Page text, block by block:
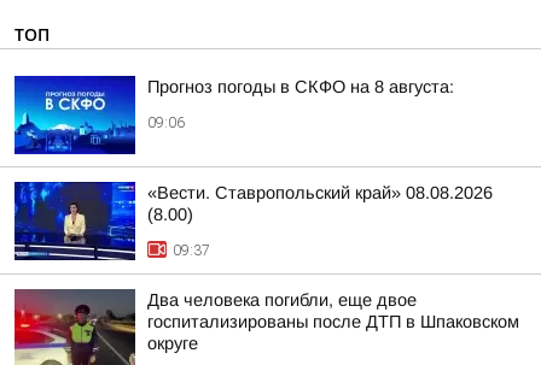
ТОП
Прогноз погоды в СКФО на 8 августа:
09:06
«Вести. Ставропольский край» 08.08.2026
(8.00)
09:37
Два человека погибли, еще двое
госпитализированы после ДТП в Шпаковском
округе